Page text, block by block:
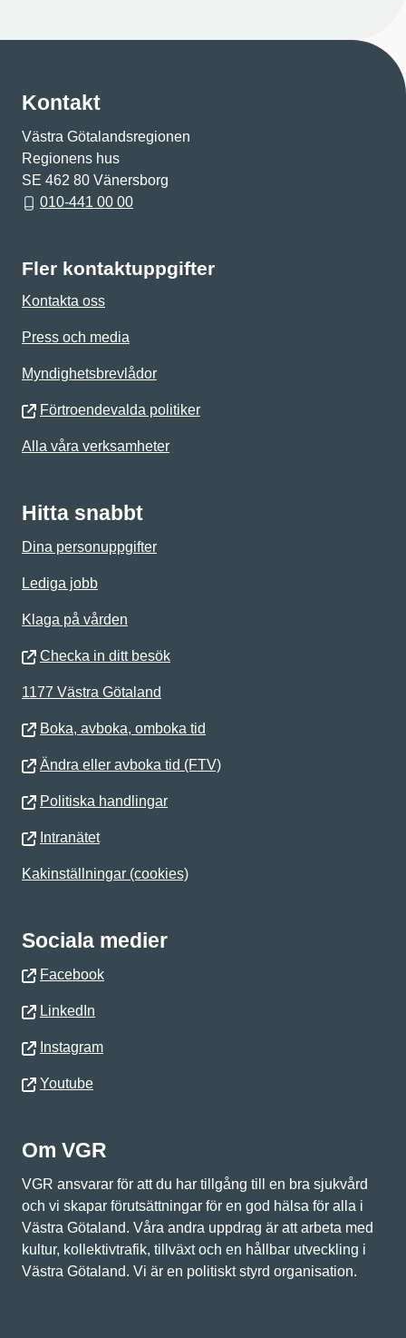
Kontakt
Västra Götalandsregionen
Regionens hus
SE 462 80 Vänersborg
010-441 00 00
Fler kontaktuppgifter
Kontakta oss
Press och media
Myndighetsbrevlådor
Förtroendevalda politiker
Alla våra verksamheter
Hitta snabbt
Dina personuppgifter
Lediga jobb
Klaga på vården
Checka in ditt besök
1177 Västra Götaland
Boka, avboka, omboka tid
Ändra eller avboka tid (FTV)
Politiska handlingar
Intranätet
Kakinställningar (cookies)
Sociala medier
Facebook
LinkedIn
Instagram
Youtube
Om VGR
VGR ansvarar för att du har tillgång till en bra sjukvård
och vi skapar förutsättningar för en god hälsa för alla i
Västra Götaland. Våra andra uppdrag är att arbeta med
kultur, kollektivtrafik, tillväxt och en hållbar utveckling i
Västra Götaland. Vi är en politiskt styrd organisation.